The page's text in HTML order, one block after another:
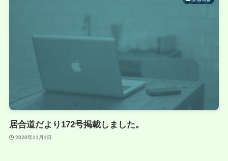
居合道だより172号掲載しました。
2020年11月1日